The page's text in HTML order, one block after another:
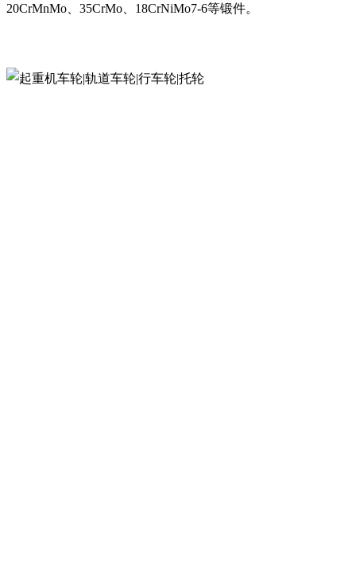
20CrMnMo、35CrMo、18CrNiMo7-6等锻件。